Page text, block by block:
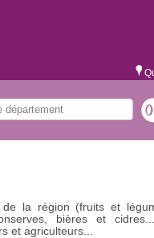
de la région (fruits et
bières et
et agriculteurs...